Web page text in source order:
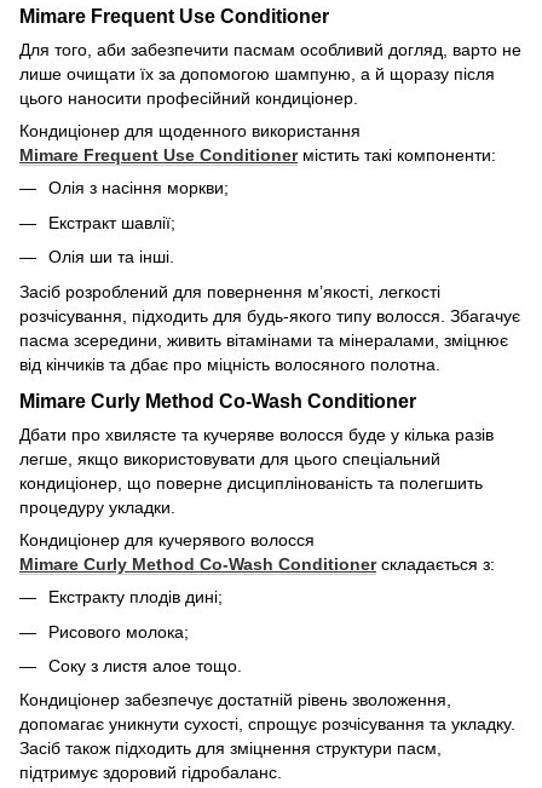
Mimare Frequent Use Conditioner
Для того, аби забезпечити пасмам особливий догляд, варто не
лише очищати їх за допомогою шампуню, а й щоразу після
цього наносити професійний кондиціонер.
Кондиціонер для щоденного використання
Mimare Frequent Use Conditionerмістить такі компоненти:
Олія з насіння моркви;
Екстракт шавлії;
Олія ши та інші.
Засіб розроблений для повернення м’якості, легкості
розчісування, підходить для будь-якого типу волосся. Збагачує
пасма зсередини, живить вітамінами та мінералами, зміцнює
від кінчиків та дбає про міцність волосяного полотна.
Mimare Curly Method Co-Wash Conditioner
Дбати про хвилясте та кучеряве волосся буде у кілька разів
легше, якщо використовувати для цього спеціальний
кондиціонер, що поверне дисциплінованість та полегшить
процедуру укладки.
Кондиціонер для кучерявого волосся
Mimare Curly Method Co-Wash Conditionerскладається з:
Екстракту плодів дині;
Рисового молока;
Соку з листя алое тощо.
Кондиціонер забезпечує достатній рівень зволоження,
допомагає уникнути сухості, спрощує розчісування та укладку.
Засіб також підходить для зміцнення структури пасм,
підтримує здоровий гідробаланс.